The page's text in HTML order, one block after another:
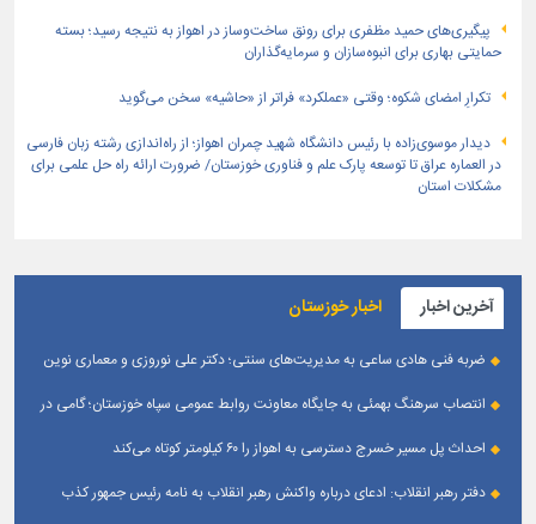
پیگیری‌های حمید مظفری برای رونق ساخت‌وساز در اهواز به نتیجه رسید؛ بسته
حمایتی بهاری برای انبوه‌سازان و سرمایه‌گذاران
تکرارِ امضای شکوه؛ وقتی «عملکرد» فراتر از «حاشیه» سخن می‌گوید
دیدار موسوی‌زاده با رئیس دانشگاه شهید چمران اهواز؛ از راه‌اندازی رشته زبان فارسی
در العماره عراق تا توسعه پارک علم و فناوری خوزستان/ ضرورت ارائه راه حل علمی برای
مشکلات استان
آخرین اخبار اخبار خوزستان
ضربه فنی هادی ساعی به مدیریت‌های سنتی؛ دکتر علی نوروزی و معماری نوین
انتصاب سرهنگ بهمئی به جایگاه معاونت روابط عمومی سپاه خوزستان؛ گامی در
احداث پل مسیر خسرج دسترسی به اهواز را ۶۰ کیلومتر کوتاه می‌کند
دفتر رهبر انقلاب: ادعای درباره واکنش رهبر انقلاب به نامه رئیس جمهور کذب